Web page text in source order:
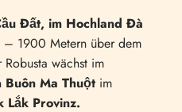
Đất, im Hochland Đà
1900 Metern über dem
wächst im
Buôn Ma Thuột im
Provinz.